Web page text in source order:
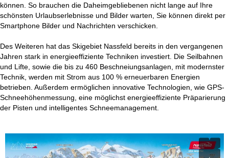
können. So brauchen die Daheimgebliebenen nicht lange auf Ihre
schönsten Urlaubserlebnisse und Bilder warten, Sie können direkt per
Smartphone Bilder und Nachrichten verschicken.
Des Weiteren hat das Skigebiet Nassfeld bereits in den vergangenen
Jahren stark in energieeffiziente Techniken investiert. Die Seilbahnen
und Lifte, sowie die bis zu 460 Beschneiungsanlagen, mit modernster
Technik, werden mit Strom aus 100 % erneuerbaren Energien
betrieben. Außerdem ermöglichen innovative Technologien, wie GPS-
Schneehöhenmessung, eine möglichst energieeffiziente Präparierung
der Pisten und intelligentes Schneemanagement.